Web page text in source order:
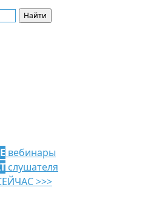
вебинары
слушателя
>>>